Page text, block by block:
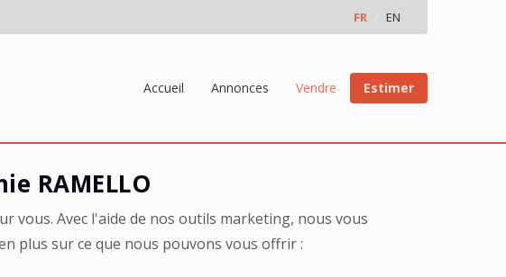
FR EN
Accueil Annonces Vendre Estimer
RAMELLO
vous. Avec l'aide de nos outils marketing, nous vous
plus sur ce que nous pouvons vous offrir :